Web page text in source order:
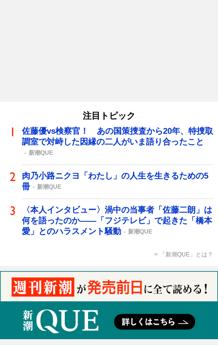
注目トピック
佐藤優vs検察官！ あの国策捜査から20年、特捜取
調室で対峙した因縁の二人がいま語り合ったこと
新潮QUE
肉乃小路ニクヨ「わたし」の人生を生きるための5
冊
新潮QUE
〈本人インタビュー〉渦中の当事者「佐藤二朗」は
何を語ったのか――「フジテレビ」で起きた「橋本
愛」とのハラスメント騒動
新潮QUE
「新潮QUE」とは？